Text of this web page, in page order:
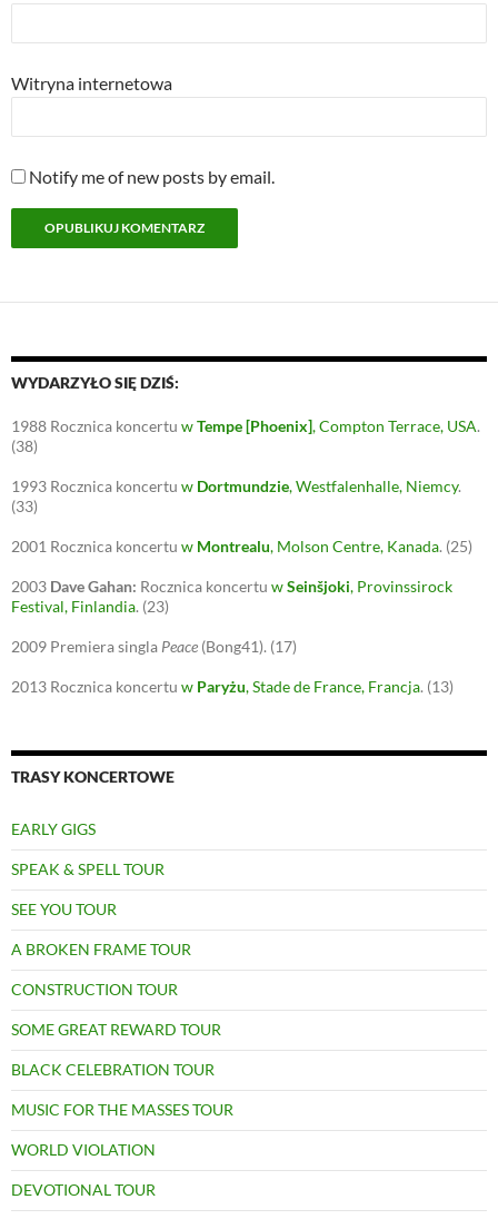
Witryna internetowa
Notify me of new posts by email.
WYDARZYŁO SIĘ DZIŚ:
1988 Rocznica koncertu wTempe [Phoenix], Compton Terrace, USA.
(38)
1993 Rocznica koncertu w Dortmundzie, Westfalenhalle, Niemcy.
(33)
2001 Rocznica koncertu w Montrealu, Molson Centre, Kanada. (25)
2003 Dave Gahan: Rocznica koncertu wSeinšjoki, Provinssirock
Festival, Finlandia. (23)
2009 Premiera singla Peace (Bong41). (17)
2013 Rocznica koncertu w Paryżu, Stade de France, Francja. (13)
TRASY KONCERTOWE
EARLY GIGS
SPEAK & SPELL TOUR
SEE YOU TOUR
A BROKEN FRAME TOUR
CONSTRUCTION TOUR
SOME GREAT REWARD TOUR
BLACK CELEBRATION TOUR
MUSIC FOR THE MASSES TOUR
WORLD VIOLATION
DEVOTIONAL TOUR